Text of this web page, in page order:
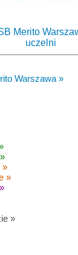
Merito
uczelni
Warszawa »
»
»
»